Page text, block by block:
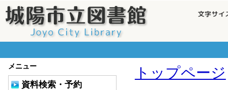
トップページ
メニュー
資料検索・予約